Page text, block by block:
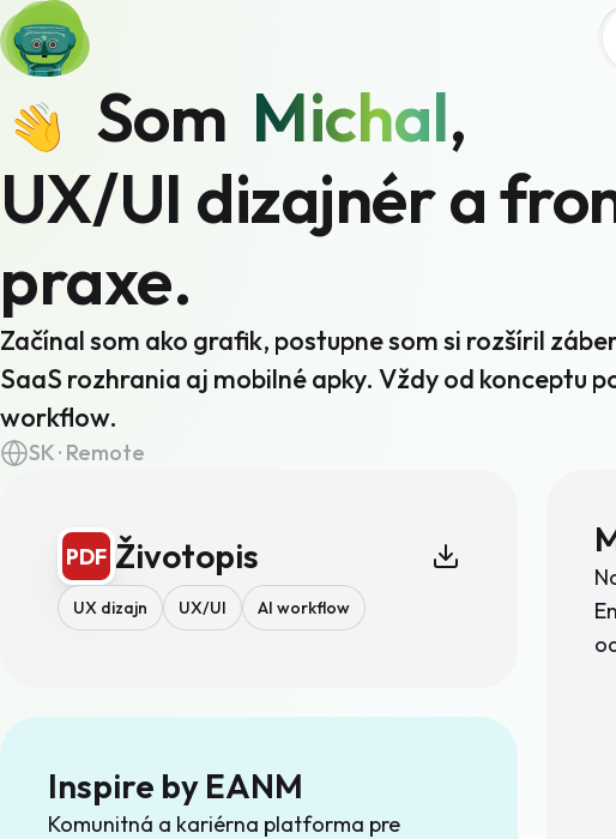
  Som
Michal,
UX/UI dizajnér a
praxe.
Začínal som ako grafik, postupne som si rozšíril
SaaS rozhrania aj mobilné apky. Vždy od konceptu
workflow.
SK · Remote
PDF Životopis
UX dizajn UX/UI AI workflow
Inspire by EANM
Komunitná a kariérna platforma pre